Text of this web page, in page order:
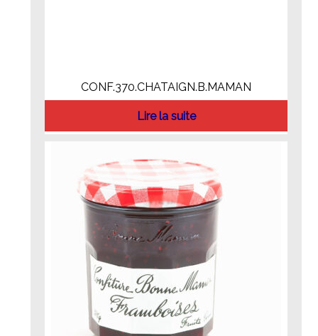
CONF.370.CHATAIGN.B.MAMAN
Lire la suite